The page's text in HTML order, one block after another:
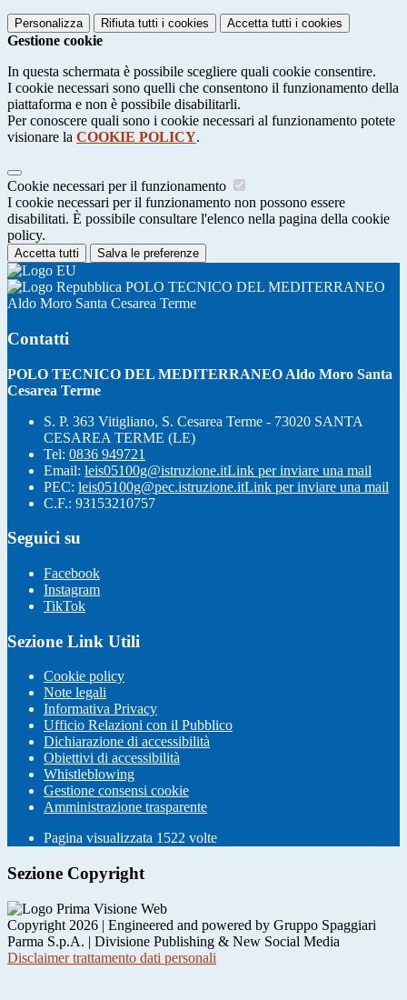
Personalizza Rifiuta tutti i cookies Accetta tutti i cookies
Gestione cookie
In questa schermata è possibile scegliere quali cookie consentire.
I cookie necessari sono quelli che consentono il funzionamento della
piattaforma e non è possibile disabilitarli.
Per conoscere quali sono i cookie necessari al funzionamento potete
visionare la COOKIE POLICY.
Cookie necessari per il funzionamento
I cookie necessari per il funzionamento non possono essere
disabilitati. È possibile consultare l'elenco nella pagina della cookie
policy.
Accetta tutti Salva le preferenze
POLO TECNICO DEL MEDITERRANEO
Aldo Moro Santa Cesarea Terme
Contatti
POLO TECNICO DEL MEDITERRANEO Aldo Moro Santa
Cesarea Terme
S. P. 363 Vitigliano, S. Cesarea Terme - 73020 SANTA
CESAREA TERME (LE)
Tel: 0836 949721
Email: leis05100g@istruzione.itLink per inviare una mail
PEC: leis05100g@pec.istruzione.itLink per inviare una mail
C.F.: 93153210757
Seguici su
Facebook
Instagram
TikTok
Sezione Link Utili
Cookie policy
Note legali
Informativa Privacy
Ufficio Relazioni con il Pubblico
Dichiarazione di accessibilità
Obiettivi di accessibilità
Whistleblowing
Gestione consensi cookie
Amministrazione trasparente
Pagina visualizzata 1522 volte
Sezione Copyright
Copyright 2026 | Engineered and powered by Gruppo Spaggiari
Parma S.p.A. | Divisione Publishing & New Social Media
Disclaimer trattamento dati personali